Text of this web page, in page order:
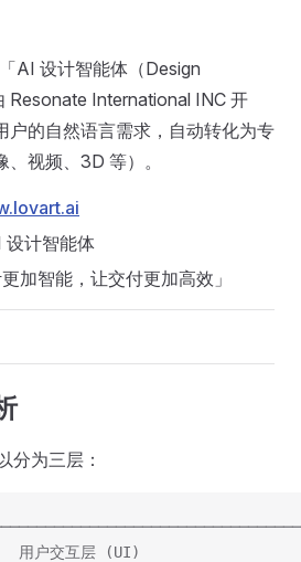
AI 设计智能体（Design
Resonate International INC 开
户的自然语言需求，自动转化为专
视频、3D 等）。
设计智能体
加智能，让交付更加高效」
分为三层：
户交互层 (UI)